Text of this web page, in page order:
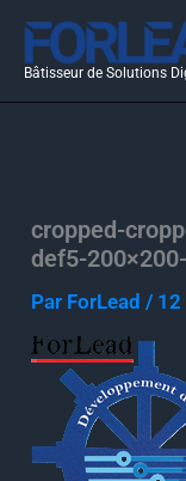
Aller
contenu
Bâtisseur de Solutions
cropped-
def5-
Par ForLead/ 12